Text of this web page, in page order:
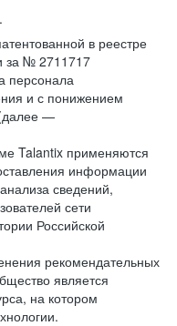
в реестре
за № 2711717
персонала
и с понижением
—
Talantix применяются
информации
сведений,
сети
Российской
рекомендательных
является
на котором